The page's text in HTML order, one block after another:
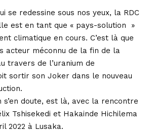
se redessine sous nos yeux, la RDC
est en tant que « pays-solution »
climatique en cours. C’est là que
acteur méconnu de la fin de la
travers de l’uranium de
sortir son Joker dans le nouveau
s’en doute, est là, avec la rencontre
Tshisekedi et Hakainde Hichilema
2022 à Lusaka.